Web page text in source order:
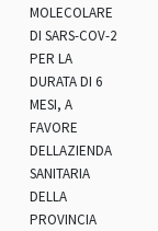
MOLECOLARE
DI SARS-COV-2
PER LA
DURATA DI 6
MESI, A
FAVORE
DELLAZIENDA
SANITARIA
DELLA
PROVINCIA